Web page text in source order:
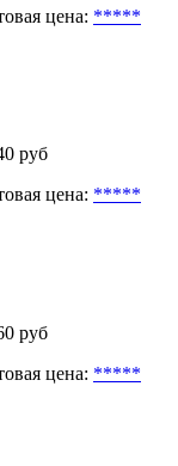
цена: *****
руб
цена: *****
руб
цена: *****